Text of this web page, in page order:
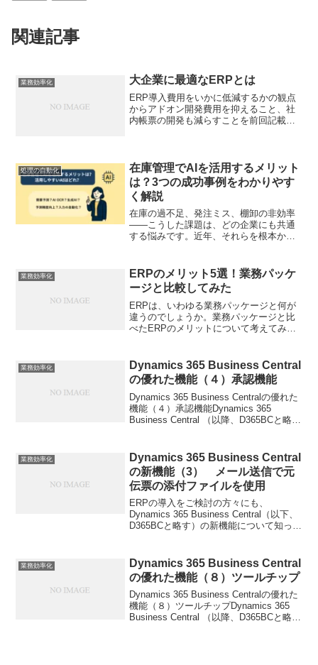
関連記事
業務効率化 大企業に最適なERPとは
ERP導入費用をいかに低減するかの観点
からアドオン開発費用を抑えること、社
内帳票の開発も減らすことを前回記載し
択について考えた...
処理の自動化
在庫管理でAIを活用するメリット
は？3つの成功事例をわかりやす
く解説
在庫の過不足、発注ミス、棚卸の非効率
――こうした課題は、どの企業にも共通
する悩みです。近年、それらを根本から
れば、売上履歴や天候、キャンペーンな
どの多様なデータを自...
業務効率化
ERPのメリット5選！業務パッケ
ージと比較してみた
ERPは、いわゆる業務パッケージと何が
違うのでしょうか。業務パッケージと比
べたERPのメリットについて考えてみま
は、パッケージが対象とする業務範囲の
広さです。多くの企...
業務効率化
Dynamics 365 Business Central
の優れた機能（４）承認機能
Dynamics 365 Business Centralの優れた
機能（４）承認機能Dynamics 365
Business Central （以降、D365BCと略
業務効率化
Dynamics 365 Business Central
の新機能（3） メール送信で元
伝票の添付ファイルを使用
ERPの導入をご検討の方々にも、
Dynamics 365 Business Central（以下、
D365BCと略す）の新機能について知って
ことを理解していただ...
業務効率化
Dynamics 365 Business Central
の優れた機能（８）ツールチップ
Dynamics 365 Business Centralの優れた
機能（８）ツールチップDynamics 365
Business Central （以降、D365BCと略